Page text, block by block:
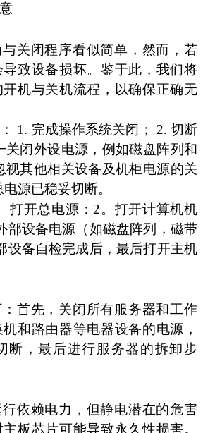
关闭程序看似简单，然而，若
致设备损坏。鉴于此，我们将
机与关机流程，以确保正确无
1. 完成操作系统关闭； 2. 切断
关闭外设电源，例如磁盘阵列和
视其他相关设备及机柜电源的关
源已稳妥切断。
打开总电源：2。打开计算机机
部设备电源（如磁盘阵列，磁带
设备自检完成后，最后打开主机
首先，关闭所有服务器和工作
和路由器等电器设备的电源，
断，最后进行服务器的拆卸步
依赖电力，但静电潜在的危害
板芯片可能导致永久性损害。